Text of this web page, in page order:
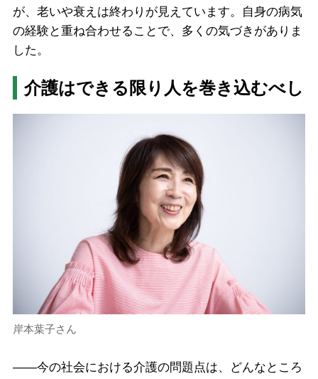
が、老いや衰えは終わりが見えています。自身の病気
の経験と重ね合わせることで、多くの気づきがありま
した。
介護はできる限り人を巻き込むべし
岸本葉子さん
――今の社会における介護の問題点は、どんなところ